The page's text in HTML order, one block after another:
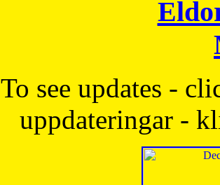
To see updates -
uppdateringar -